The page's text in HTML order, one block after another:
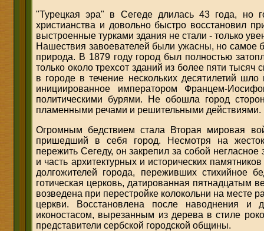
"Турецкая эра" в Сегеде длилась 43 года, но
христианства и довольно быстро восстановил
выстроенные турками здания не стали - только
Нашествия завоевателей были ужасны, но самое
природа. В 1879 году город был полностью
только около трехсот зданий из более пяти тысяч
в городе в течение нескольких десятилетий
инициированное императором Францем-
политическими бурями. Не обошла город
пламенными речами и решительными действиями.
Огромным бедствием стала Вторая мировая
пришедший в себя город. Несмотря на
пережить Сегеду, он закрепил за собой негласное
и часть архитектурных и исторических
долгожителей города, переживших стихийное
готическая церковь, датированная пятнадцатым
возведена при перестройке колокольни на месте
церкви. Восстановлена после наводнения и
иконостасом, вырезанным из дерева в стиле
представители сербской городской общины.